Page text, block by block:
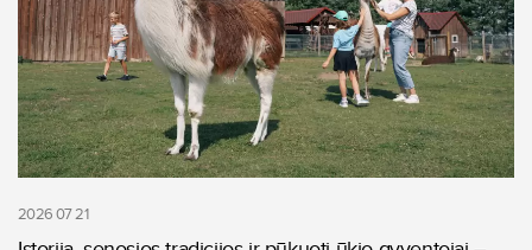
2026 07 21